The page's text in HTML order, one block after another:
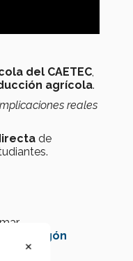
del CAETEC
agrícola.
reales
de
pulgón
×